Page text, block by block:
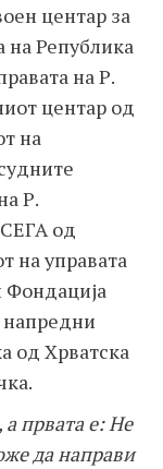
центар за
на Република
на Р.
центар од
на
Р.
од
на управата
Фондација
напредни
од Хрватска
првата е: Не
да направи